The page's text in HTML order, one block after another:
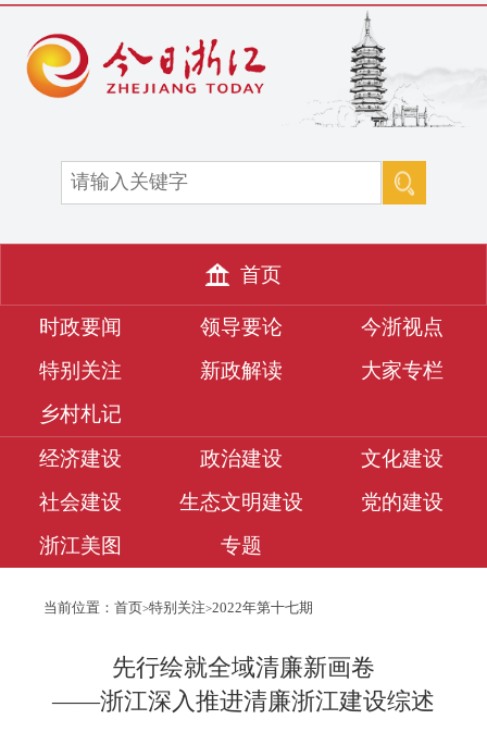
首页
时政要闻 领导要论
今浙视点
特别关注
新政解读
大家专栏
乡村札记
经济建设
政治建设
文化建设
社会建设
生态文明建设
党的建设
浙江美图
专题
当前位置： 首页>特别关注>2022年第十七期
先行绘就全域清廉新画卷
——浙江深入推进清廉浙江建设综述